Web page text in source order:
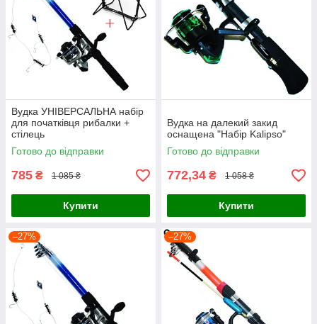
Вудка УНІВЕРСАЛЬНА набір
для початківця рибалки +
стілець
Готово до відправки
785 ₴ 1 085 ₴
Купити
Вудка на далекий закид
оснащена "Набір Kalipso"
Готово до відправки
772,34 ₴ 1 058 ₴
Купити
–27% –27%